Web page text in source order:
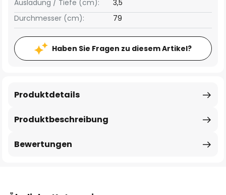
Ausladung / Tiefe (cm):
3,5
Durchmesser (cm):
79
Haben Sie Fragen zu diesem Artikel?
Produktbeschreibung
Produktdetails
Bewertungen